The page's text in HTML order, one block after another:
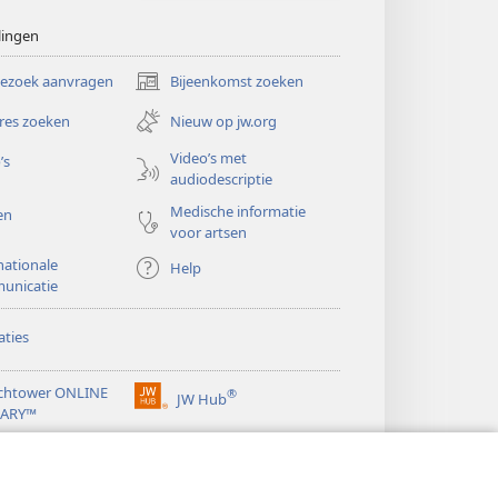
aanvragen Bijeenkomst zoeken
(opent
nieuw
venster)
zoeken
Nieuw op jw.org
Video’s met
audiodescriptie
Medische informatie
voor artsen
Help
ONLINE
JW Hub®
(opent
nieuw